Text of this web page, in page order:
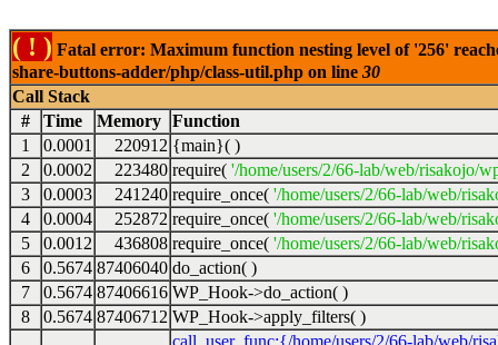
( ! ) Fatal error: Maximum function nesting level of '256'
share-buttons-adder/php/class-util.php on line 30
Call Stack
#
Time Memory Function
1
0.0001 220912 {main}( )
2
0.0002 223480 require( '/home/users/2/66-lab/web/risakojo/
3
0.0003 241240 require_once( '/home/users/2/66-lab/web/
4
0.0004 252872 require_once( '/home/users/2/66-lab/web/
5
0.0012 436808 require_once( '/home/users/2/66-lab/web/
6
0.5674 87406040 do_action( )
7
0.5674 87406616 WP_Hook->do_action( )
8
0.5674 87406712 WP_Hook->apply_filters( )
call_user_func:{/home/users/2/66-lab/web/